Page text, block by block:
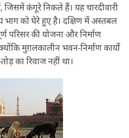
जिसमें कंगूरे निकले हैं। यह चारदीवारी
भाग को घेरे हुए है। दक्षिण में अस्तबल
परिसर की योजना और निर्माण
मुग़लकालीन भवन-निर्माण कार्यों
का रिवाज नहीं था।